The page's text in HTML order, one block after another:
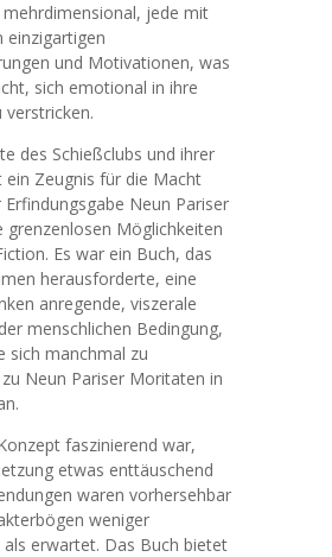
jede mit
einzigartigen
und Motivationen, was
sich emotional in ihre
verstricken.
des Schießclubs und ihrer
ein Zeugnis für die Macht
Neun Pariser
grenzenlosen Möglichkeiten
Es war ein Buch, das
herausforderte, eine
anregende, viszerale
menschlichen Bedingung,
sich manchmal zu
Neun Pariser Moritaten in
faszinierend war,
etwas enttäuschend
waren vorhersehbar
weniger
als erwartet. Das Buch bietet